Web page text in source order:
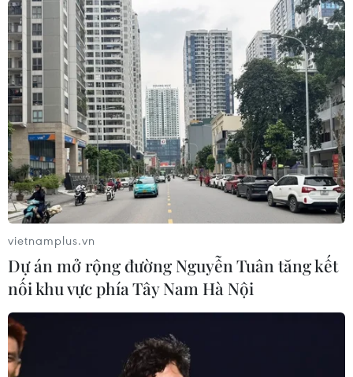
vietnamplus.vn
Dự án mở rộng đường Nguyễn Tuân tăng kết
nối khu vực phía Tây Nam Hà Nội